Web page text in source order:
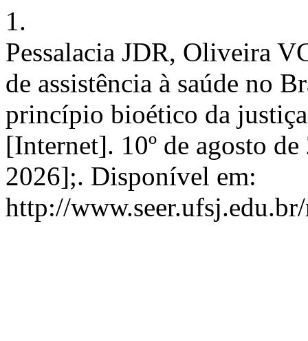
1.
Pessalacia JDR, Oliveira
de assistência à saúde no
princípio bioético da
[Internet]. 10º de agosto
2026];. Disponível em:
http://